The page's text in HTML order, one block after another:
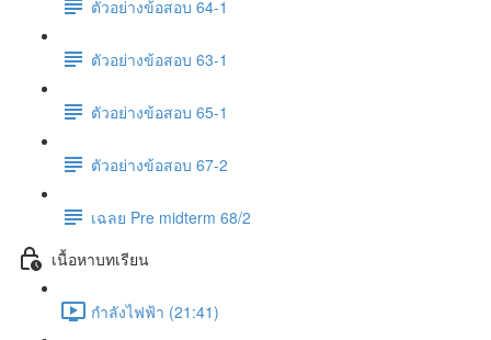
ตัวอย่างข้อสอบ 64-1
ตัวอย่างข้อสอบ 63-1
ตัวอย่างข้อสอบ 65-1
ตัวอย่างข้อสอบ 67-2
เฉลย Pre midterm 68/2
เนื้อหาบทเรียน
กำลังไฟฟ้า (21:41)